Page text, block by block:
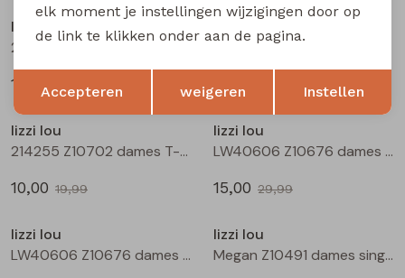
lizzi lou
214255 Z10702 dames T-shirt km Geel
10,00
19,99
lizzi lou
Sale
lizzi lou
214255 Z10702 dames T-shirt km Groen mos
10,00 19,99
Sale
lizzi lou
LW40606 Z10676 dames rok kort Mos
15,00 29,99
lizzi lou
LW40606 Z10676 dames rok kort Zwart
lizzi lou
Megan Z10491 dames singlet Ecru
Terug Opslaan
elk moment je instellingen wijzigingen door op
de link te klikken onder aan de pagina.
Accepteren weigeren Instellen